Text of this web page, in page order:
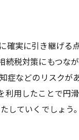
実に引き継げる
税対策にもつな
症などのリスクが
用したことで円
していくでしょう